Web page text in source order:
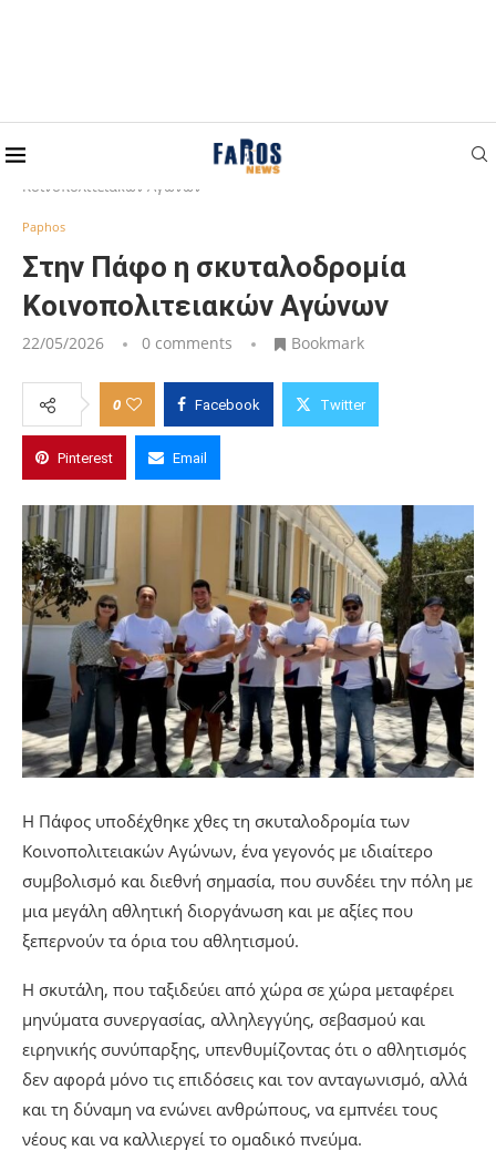
Home
Στην Πάφο η σκυταλοδρομία
Κοινοπολιτειακών Αγώνων
Paphos
Στην Πάφο η σκυταλοδρομία
Κοινοπολιτειακών Αγώνων
22/05/2026 0 comments Bookmark
0 Facebook Twitter
Pinterest Email
Η Πάφος υποδέχθηκε χθες τη σκυταλοδρομία των
Κοινοπολιτειακών Αγώνων, ένα γεγονός με ιδιαίτερο
συμβολισμό και διεθνή σημασία, που συνδέει την πόλη με
μια μεγάλη αθλητική διοργάνωση και με αξίες που
ξεπερνούν τα όρια του αθλητισμού.
Η σκυτάλη, που ταξιδεύει από χώρα σε χώρα μεταφέρει
μηνύματα συνεργασίας, αλληλεγγύης, σεβασμού και
ειρηνικής συνύπαρξης, υπενθυμίζοντας ότι ο αθλητισμός
δεν αφορά μόνο τις επιδόσεις και τον ανταγωνισμό, αλλά
και τη δύναμη να ενώνει ανθρώπους, να εμπνέει τους
νέους και να καλλιεργεί το ομαδικό πνεύμα.